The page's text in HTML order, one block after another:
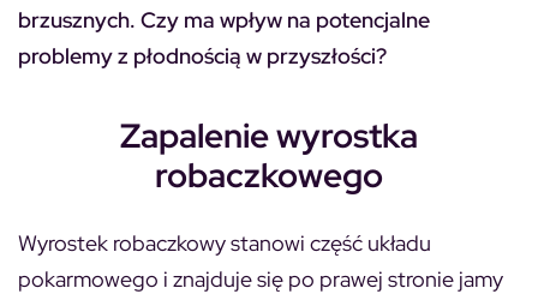
brzusznych. Czy ma wpływ na potencjalne
problemy z płodnością w przyszłości?
Zapalenie wyrostka
robaczkowego
Wyrostek robaczkowy stanowi część układu
pokarmowego i znajduje się po prawej stronie jamy